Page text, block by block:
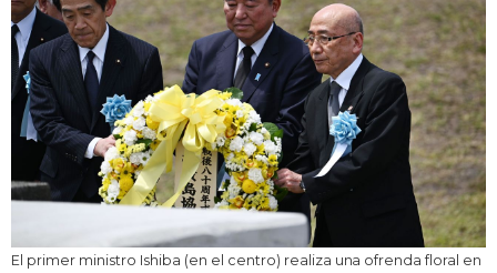
El primer ministro Ishiba (en el centro) realiza una ofrenda floral en